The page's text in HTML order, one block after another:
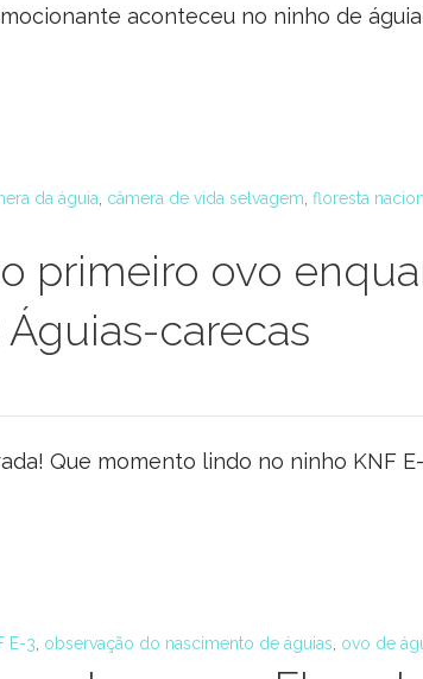
aconteceu no ninho de
da águia câmera de vida selvagem floresta
primeiro ovo
Águias-carecas
Que momento lindo no ninho KNF
E-3 observação do nascimento de águias ovo de